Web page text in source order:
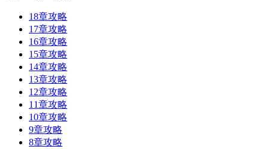
18章攻略
17章攻略
16章攻略
15章攻略
14章攻略
13章攻略
12章攻略
11章攻略
10章攻略
9章攻略
8章攻略